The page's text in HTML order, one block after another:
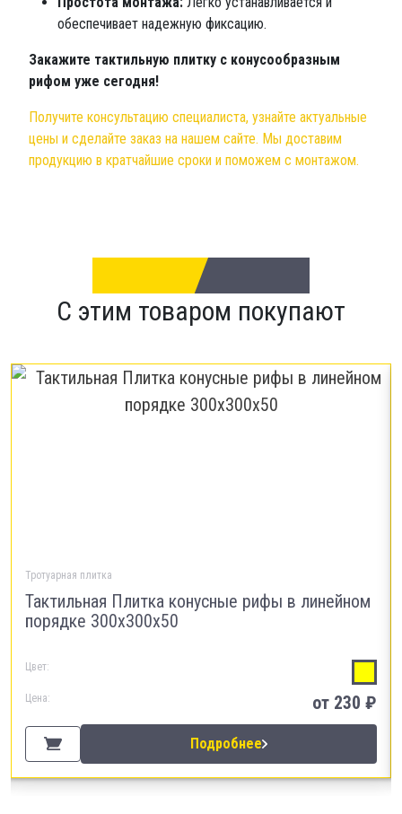
обеспечивает надежную фиксацию.
Закажите тактильную плитку с конусообразным
рифом уже сегодня!
Получите консультацию специалиста, узнайте актуальные
цены и сделайте заказ на нашем сайте. Мы доставим
продукцию в кратчайшие сроки и поможем с монтажом.
С этим товаром покупают
Тротуарная плитка
Тактильная Плитка конусные рифы в линейном
порядке 300х300х50
Цвет:
Цена: от 230 ₽
Подробнее